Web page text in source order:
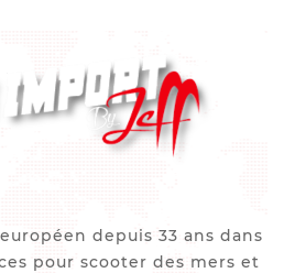
depuis 33 ans dans
pour scooter des mers et